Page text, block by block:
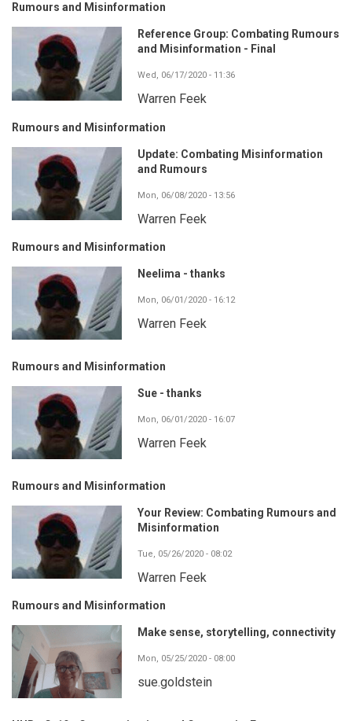
Rumours and Misinformation
Reference Group: Combating Rumours
and Misinformation - Final
Wed, 06/17/2020 - 11:36
Warren Feek
Rumours and Misinformation
Update: Combating Misinformation
and Rumours
Mon, 06/08/2020 - 13:56
Warren Feek
Rumours and Misinformation
Neelima - thanks
Mon, 06/01/2020 - 16:12
Warren Feek
Rumours and Misinformation
Sue - thanks
Mon, 06/01/2020 - 16:07
Warren Feek
Rumours and Misinformation
Your Review: Combating Rumours and
Misinformation
Tue, 05/26/2020 - 08:02
Warren Feek
Rumours and Misinformation
Make sense, storytelling, connectivity
Mon, 05/25/2020 - 08:00
sue.goldstein